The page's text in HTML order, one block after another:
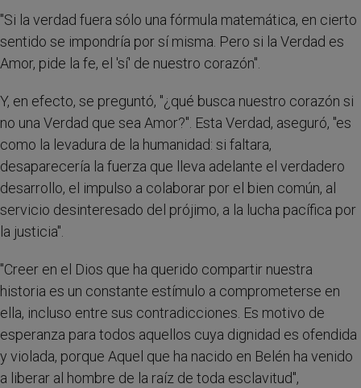
"Si la verdad fuera sólo una fórmula matemática, en cierto
sentido se impondría por sí misma. Pero si la Verdad es
Amor, pide la fe, el 'sí' de nuestro corazón".
Y, en efecto, se preguntó, "¿qué busca nuestro corazón si
no una Verdad que sea Amor?". Esta Verdad, aseguró, "es
como la levadura de la humanidad: si faltara,
desaparecería la fuerza que lleva adelante el verdadero
desarrollo, el impulso a colaborar por el bien común, al
servicio desinteresado del prójimo, a la lucha pacífica por
la justicia".
"Creer en el Dios que ha querido compartir nuestra
historia es un constante estímulo a comprometerse en
ella, incluso entre sus contradicciones. Es motivo de
esperanza para todos aquellos cuya dignidad es ofendida
y violada, porque Aquel que ha nacido en Belén ha venido
a liberar al hombre de la raíz de toda esclavitud",